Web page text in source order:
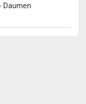
Daumen